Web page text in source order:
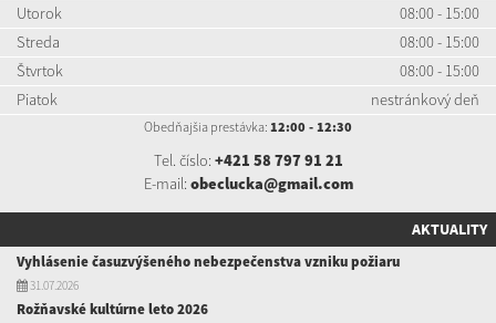
Utorok
08:00 - 15:00
Streda
08:00 - 15:00
Štvrtok
08:00 - 15:00
Piatok
nestránkový deň
Obedňajšia prestávka: 12:00 - 12:30
Tel. číslo: +421 58 797 91 21
E-mail: obeclucka@gmail.com
AKTUALITY
Vyhlásenie časuzvýšeného nebezpečenstva vzniku požiaru
31.07.2026
Rožňavské kultúrne leto 2026